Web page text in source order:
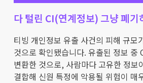
다 털린 CI(연계정보) 그냥 폐기
티빙 개인정보 유출 사건의 피해 규모
것으로 확인됐습니다. 유출된 정보 중
변환한 것으로, 사람마다 고유한 정보
결합해 신원 특정에 악용될 위험이 매